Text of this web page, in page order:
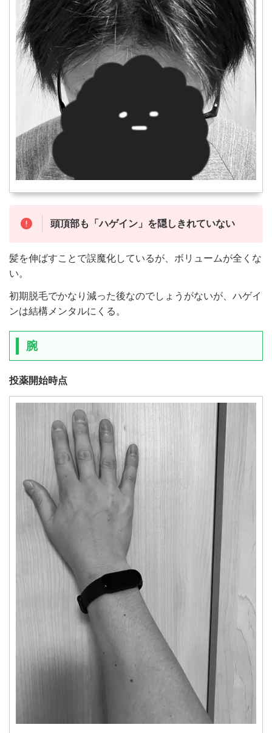
頭頂部も「ハゲイン」を隠しきれていない
髪を伸ばすことで誤魔化しているが、ボリュームが全くな
い。
初期脱毛でかなり減った後なのでしょうがないが、ハゲイ
ンは結構メンタルにくる。
腕
投薬開始時点